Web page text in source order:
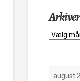
Arkiver
Arkiver
august